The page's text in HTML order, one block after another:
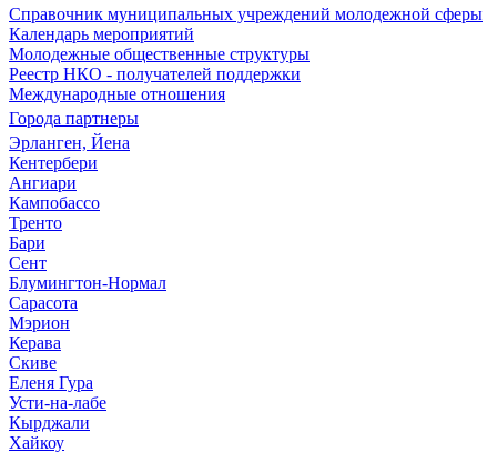
Справочник муниципальных учреждений молодежной сферы
Календарь мероприятий
Молодежные общественные структуры
Реестр НКО - получателей поддержки
Международные отношения
Города партнеры
Эрланген, Йена
Кентербери
Ангиари
Кампобассо
Тренто
Бари
Сент
Блумингтон-Нормал
Сарасота
Мэрион
Керава
Скиве
Еленя Гура
Усти-на-лабе
Кырджали
Хайкоу